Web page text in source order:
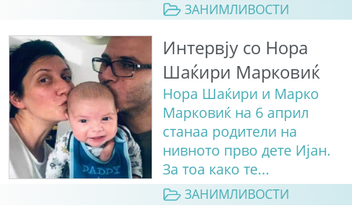
ЗАНИМЛИВОСТИ
Интервју со Нора
Шаќири Марковиќ
Нора Шаќири и Марко
Марковиќ на 6 април
станаа родители на
нивното прво дете Ијан.
За тоа како те...
ЗАНИМЛИВОСТИ